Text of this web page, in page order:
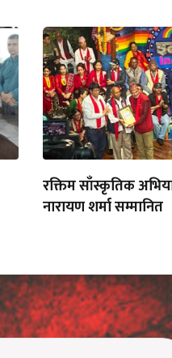
रक्तिम साँस्कृतिक
नारायण शर्मा सम्मानित